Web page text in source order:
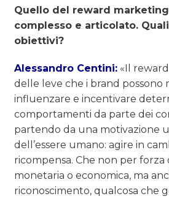
Quello del reward
complesso e articolato.
obiettivi?
Alessandro Centini: «Il
delle leve che i brand
influenzare e incentivare
comportamenti da parte dei
partendo da una motivazione
dell’essere umano: agire in
ricompensa. Che non per forza
monetaria o economica, ma
riconoscimento, qualcosa che